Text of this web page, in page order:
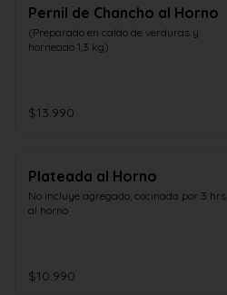
Pernil de Chancho al Horno
(Preparado en caldo de verduras y
horneado 1,3 kg)
$13.990
Plateada al Horno
No incluye agregado, cocinada por 3 hrs.
al horno
$10.990